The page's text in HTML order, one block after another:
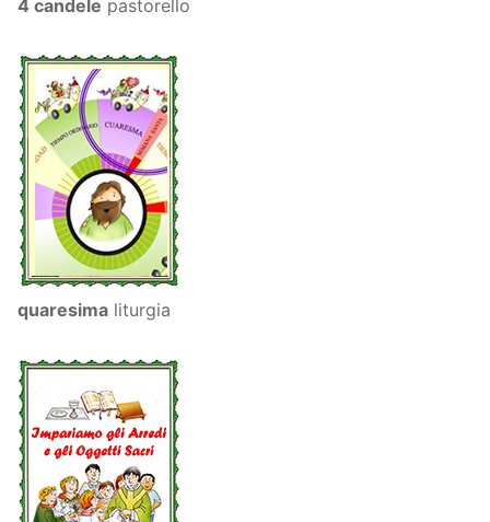
4 candele pastorello
quaresima liturgia